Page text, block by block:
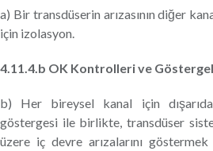
a) Bir transdüserin arızasının diğer
için izolasyon.
4.11.4.b OK Kontrolleri ve
b) Her bireysel kanal için
göstergesi ile birlikte, transdüser
üzere iç devre arızalarını